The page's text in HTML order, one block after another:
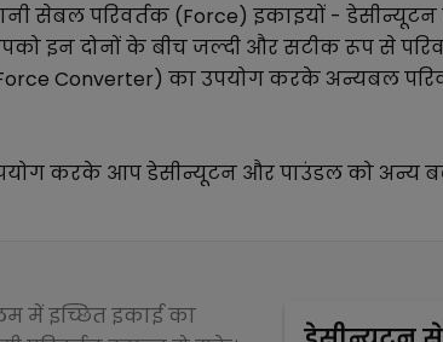
सेबल परिवर्तक (Force) इकाइयों - डेसीन्यूटन
इन दोनों के बीच जल्दी और सटीक रूप से
Converter) का उपयोग करके अन्यबल
करके आपडेसीन्यूटन औरपाउंडलको अन्य
में इच्छित इकाई का